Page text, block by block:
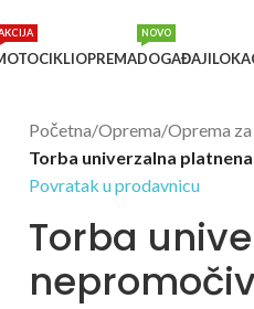
OPREMADOGAĐAJI
NOVO
Početna/Oprema/Oprema
Torba univerzalna
Povratak u prodavnicu
Torba